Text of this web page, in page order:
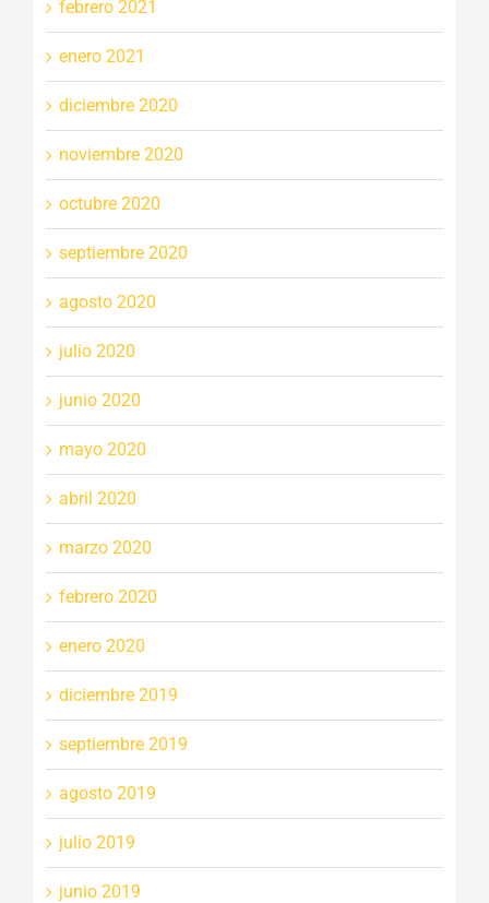
febrero 2021
enero 2021
diciembre 2020
noviembre 2020
octubre 2020
septiembre 2020
agosto 2020
julio 2020
junio 2020
mayo 2020
abril 2020
marzo 2020
febrero 2020
enero 2020
diciembre 2019
septiembre 2019
agosto 2019
julio 2019
junio 2019